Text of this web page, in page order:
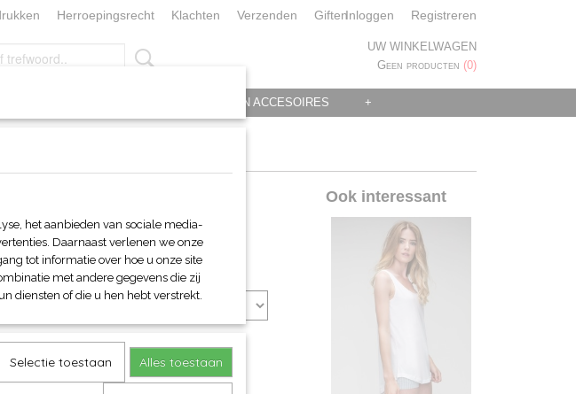
Herroepingsrecht Klachten Verzenden GiftenInloggen Registreren
UW WINKELWAGEN
Geen producten (0)
KERST/FEEST KLEDING EN ACCESOIRES +
T-shirt
T-shirt
Kleur
Ook interessant
het aanbieden van sociale media-
Daarnaast verlenen we onze
tot informatie over hoe u onze site
met andere gegevens die zij
diensten of die u hen hebt verstrekt.
Selectie toestaan Alles toestaan